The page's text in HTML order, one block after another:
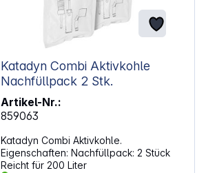
Katadyn Combi Aktivkohle
Nachfüllpack 2 Stk.
Artikel-Nr.:
859063
Katadyn Combi Aktivkohle.
Eigenschaften: Nachfüllpack: 2 Stück
Reicht für 200 Liter